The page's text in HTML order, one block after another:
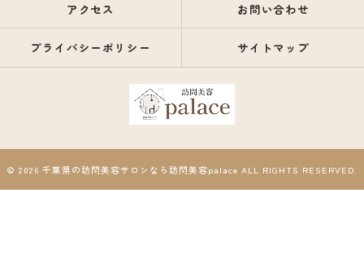
アクセス お問い合わせ
プライバシーポリシー サイトマップ
© 2026 千葉県の訪問美容サロンなら訪問美容palace ALL RIGHTS RESERVED.